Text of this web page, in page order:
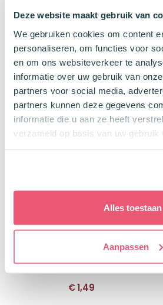
Deze website maakt gebruik van
We gebruiken cookies om content
personaliseren, om functies voor
en om ons websiteverkeer te
informatie over uw gebruik van
partners voor social media,
partners kunnen deze gegevens
informatie die u aan ze heeft
verzameld op basis van uw gebruik
Alles toestaan
Aanpassen
Schattige metgezel
Hoeft geen eten
€2,95
Faber Castell
Voor zachte
Faber Castell
Voor zachte
Latexvrij
€1,49